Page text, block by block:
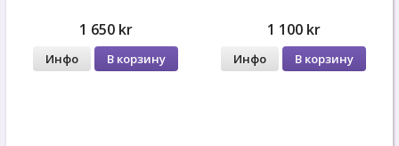
1 650 kr
Инфо В корзину
1 100 kr
Инфо В корзину